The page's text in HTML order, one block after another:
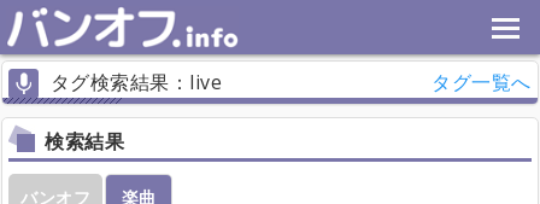
タグ検索結果：live タグ一覧へ
検索結果
バンオフ
楽曲